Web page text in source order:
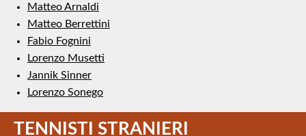
Matteo Arnaldi
Matteo Berrettini
Fabio Fognini
Lorenzo Musetti
Jannik Sinner
Lorenzo Sonego
TENNISTI STRANIERI